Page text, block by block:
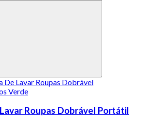
Roupas Dobrável Portátil